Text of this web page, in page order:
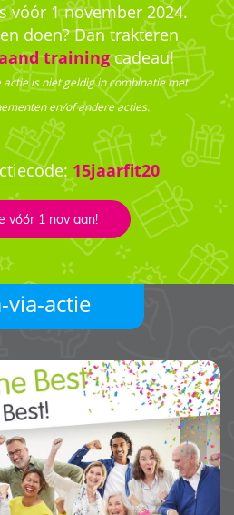
vóór 1 november 2024.
doen? Dan trakteren
trainingcadeau!
is niet geldig in combinatie met
en/of andere acties.
15jaarfit20
vóór 1 nov aan!
via-actie